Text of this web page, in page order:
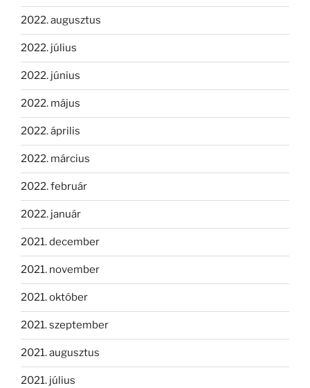
2022. augusztus
2022. július
2022. június
2022. május
2022. április
2022. március
2022. február
2022. január
2021. december
2021. november
2021. október
2021. szeptember
2021. augusztus
2021. július